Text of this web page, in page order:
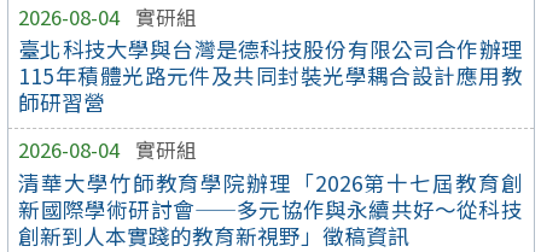
2026-08-04 實研組
臺北科技大學與台灣是德科技股份有限公司合作辦理
115年積體光路元件及共同封裝光學耦合設計應用教
師研習營
2026-08-04 實研組
清華大學竹師教育學院辦理「2026第十七屆教育創
新國際學術研討會——多元協作與永續共好～從科技
創新到人本實踐的教育新視野」徵稿資訊